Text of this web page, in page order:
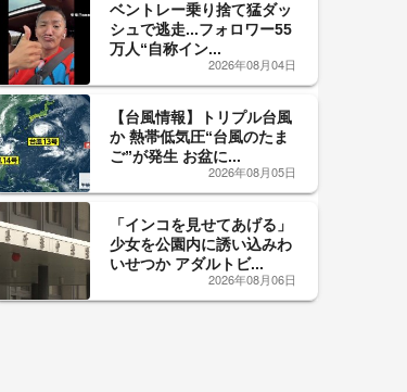
ベントレー乗り捨て猛ダッ
シュで逃走...フォロワー55
万人“自称イン...
2026年08月04日
【台風情報】トリプル台風
か 熱帯低気圧“台風のたま
ご”が発生 お盆に...
2026年08月05日
「インコを見せてあげる」
少女を公園内に誘い込みわ
いせつか アダルトビ...
2026年08月06日